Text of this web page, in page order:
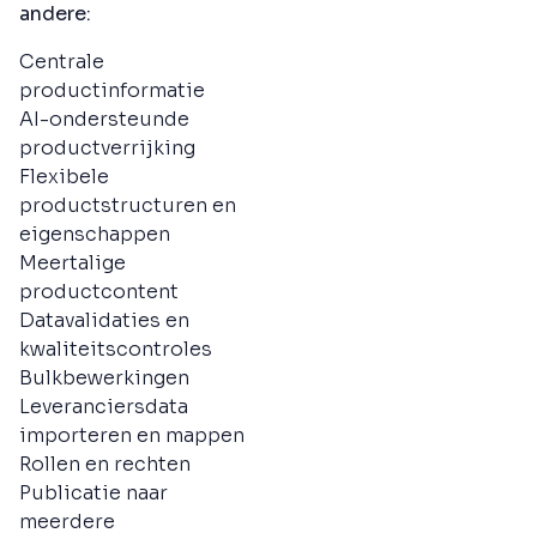
andere:
Centrale
productinformatie
AI-ondersteunde
productverrijking
Flexibele
productstructuren en
eigenschappen
Meertalige
productcontent
Datavalidaties en
kwaliteitscontroles
Bulkbewerkingen
Leveranciersdata
importeren en mappen
Rollen en rechten
Publicatie naar
meerdere